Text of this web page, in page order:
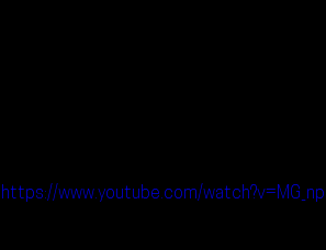
https://www.youtube.com/